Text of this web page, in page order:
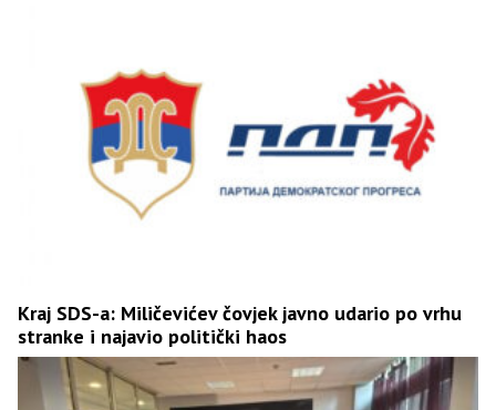
Kraj SDS-a: Miličevićev čovjek javno udario po vrhu
stranke i najavio politički haos